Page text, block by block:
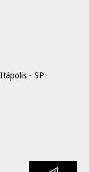
- SP